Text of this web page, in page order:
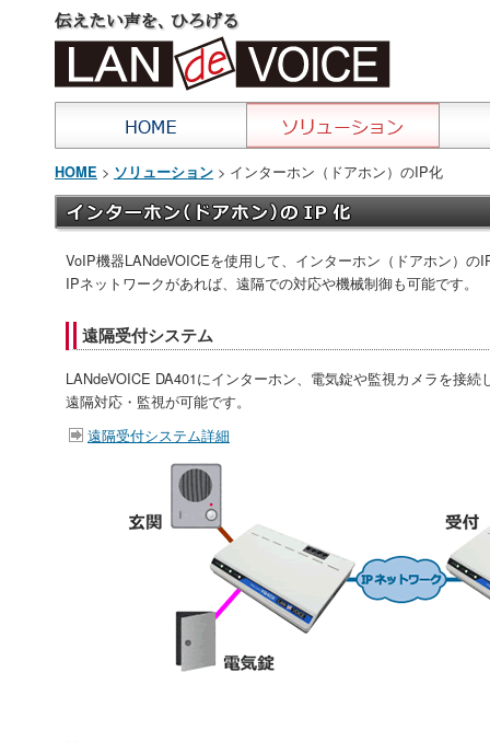
HOME > ソリューション > インターホン（ドアホン）のIP化
VoIP機器LANdeVOICEを使用して、インターホン（ドアホン）の
IPネットワークがあれば、遠隔での対応や機械制御も可能です。
遠隔受付システム
LANdeVOICE DA401にインターホン、電気錠や監視カメラを接
遠隔対応・監視が可能です。
遠隔受付システム詳細